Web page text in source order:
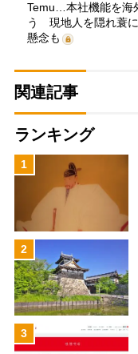
Temu…本社機能を海
う 現地人を隠れ蓑
懸念も
関連記事
ランキング
1
2
3